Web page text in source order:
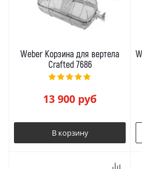
Weber Корзина для вертела
Crafted 7686
13 900 руб
В корзину